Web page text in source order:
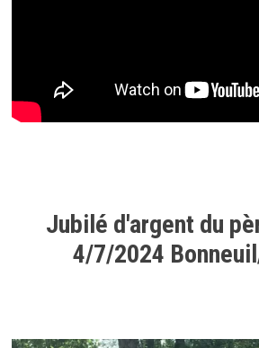
Jubilé d'argent du
4/7/2024